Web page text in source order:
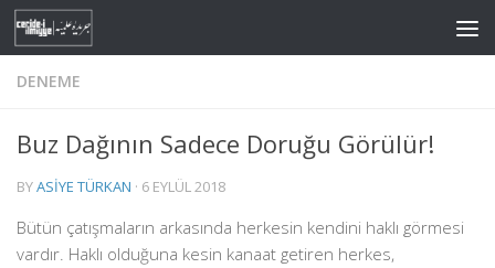
Skip to content
DENEME
Buz Dağının Sadece Doruğu Görülür!
BYASIYE TÜRKAN · 6 EYLÜL 2018
Bütün çatışmaların arkasında herkesin kendini haklı görmesi
vardır. Haklı olduğuna kesin kanaat getiren herkes,